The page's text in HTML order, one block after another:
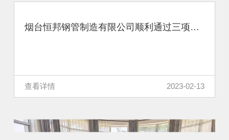
烟台恒邦钢管制造有限公司顺利通过三项体系认证监督复审
查看详情 2023-02-13